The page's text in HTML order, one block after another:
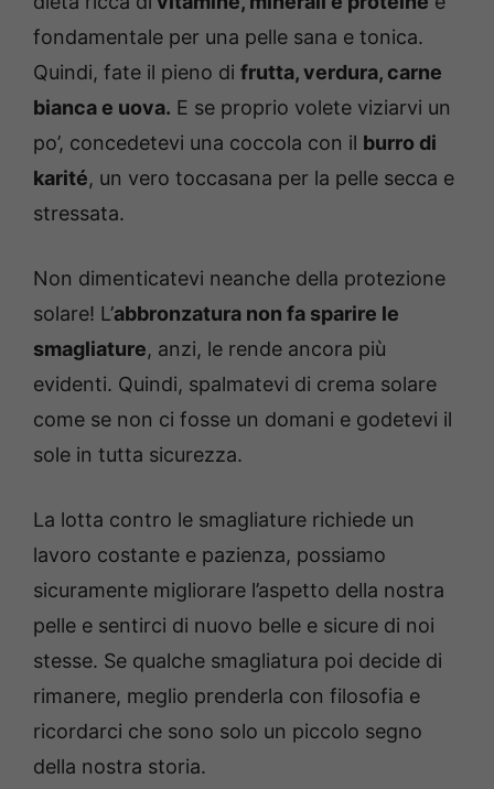
fondamentale per una pelle sana e tonica.
Quindi, fate il pieno di frutta, verdura, carne
bianca e uova. E se proprio volete viziarvi un
po’, concedetevi una coccola con il burro di
karité, un vero toccasana per la pelle secca e
stressata.
Non dimenticatevi neanche della protezione
solare! L’abbronzatura non fa sparire le
smagliature, anzi, le rende ancora più
evidenti. Quindi, spalmatevi di crema solare
come se non ci fosse un domani e godetevi il
sole in tutta sicurezza.
La lotta contro le smagliature richiede un
lavoro costante e pazienza, possiamo
sicuramente migliorare l’aspetto della nostra
pelle e sentirci di nuovo belle e sicure di noi
stesse. Se qualche smagliatura poi decide di
rimanere, meglio prenderla con filosofia e
ricordarci che sono solo un piccolo segno
della nostra storia.